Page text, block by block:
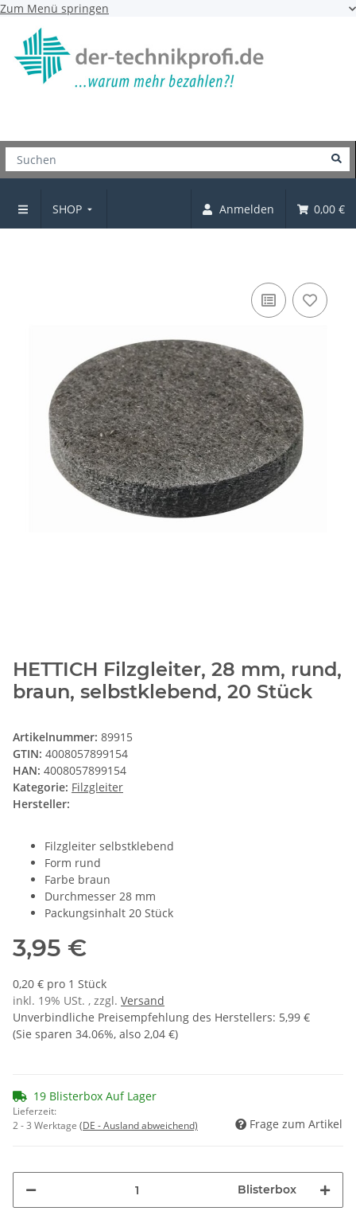
Zum Menü springen
SHOP Anmelden 0,00 €
Filzgleiter
HETTICH Filzgleiter, 28 mm, rund,
braun, selbstklebend, 20 Stück
Artikelnummer: 89915
GTIN: 4008057899154
HAN: 4008057899154
Kategorie: Filzgleiter
Hersteller:
Filzgleiter selbstklebend
Form rund
Farbe braun
Durchmesser 28 mm
Packungsinhalt 20 Stück
3,95 €
0,20 € pro 1 Stück
inkl. 19% USt. , zzgl. Versand
Unverbindliche Preisempfehlung des Herstellers: 5,99 €
(Sie sparen 34.06%, also 2,04 €)
19 Blisterbox Auf Lager
Lieferzeit:
2 - 3 Werktage (DE - Ausland abweichend) Frage zum Artikel
Blisterbox